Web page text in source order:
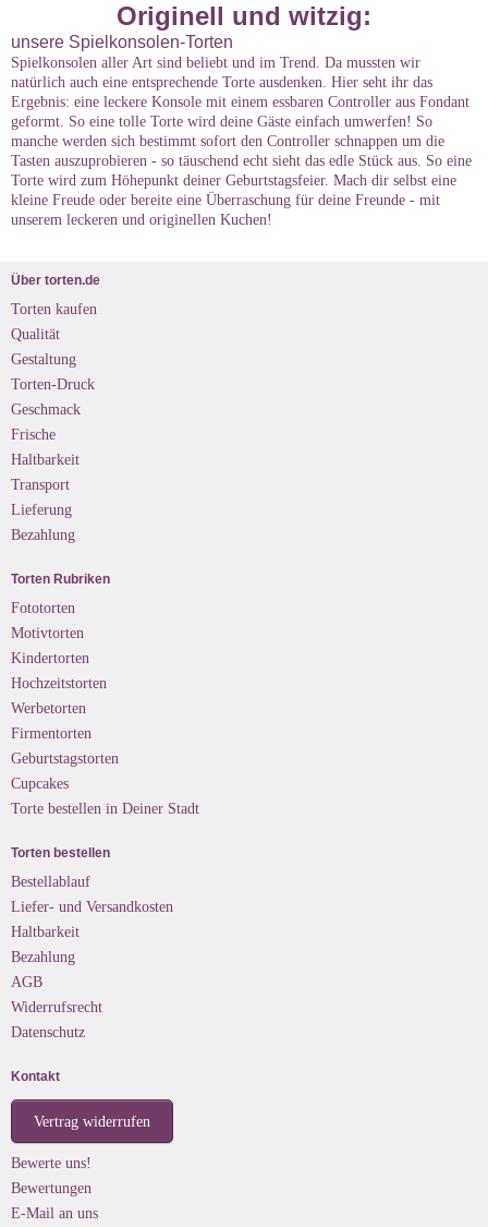
Originell und witzig:
unsere Spielkonsolen-Torten
Spielkonsolen aller Art sind beliebt und im Trend. Da mussten wir
natürlich auch eine entsprechende Torte ausdenken. Hier seht ihr das
Ergebnis: eine leckere Konsole mit einem essbaren Controller aus Fondant
geformt. So eine tolle Torte wird deine Gäste einfach umwerfen! So
manche werden sich bestimmt sofort den Controller schnappen um die
Tasten auszuprobieren - so täuschend echt sieht das edle Stück aus. So eine
Torte wird zum Höhepunkt deiner Geburtstagsfeier. Mach dir selbst eine
kleine Freude oder bereite eine Überraschung für deine Freunde - mit
unserem leckeren und originellen Kuchen!
Über torten.de
Torten kaufen
Qualität
Gestaltung
Torten-Druck
Geschmack
Frische
Haltbarkeit
Transport
Lieferung
Bezahlung
Torten Rubriken
Fototorten
Motivtorten
Kindertorten
Hochzeitstorten
Werbetorten
Firmentorten
Geburtstagstorten
Cupcakes
Torte bestellen in Deiner Stadt
Torten bestellen
Bestellablauf
Liefer- und Versandkosten
Haltbarkeit
Bezahlung
AGB
Widerrufsrecht
Datenschutz
Kontakt
Vertrag widerrufen
Bewerte uns!
Bewertungen
E-Mail an uns